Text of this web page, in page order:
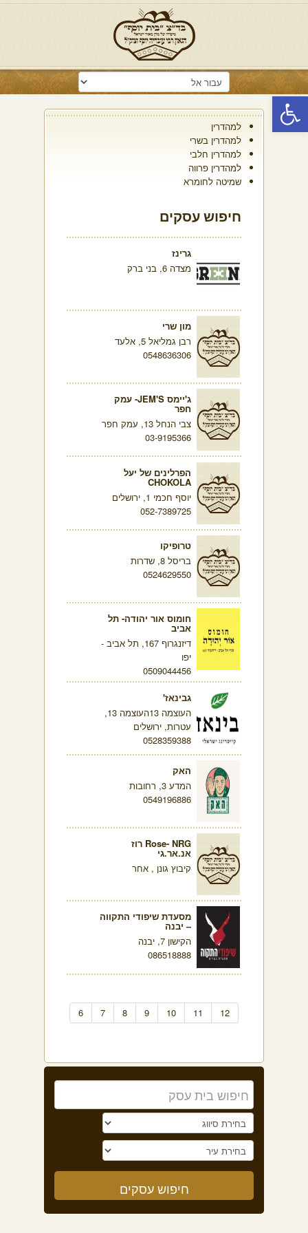
פתח סרגל נגישות
למהדרין
למהדרין בשרי
למהדרין חלבי
למהדרין פרווה
שמיטה לחומרא
חיפוש עסקים
גרינז
מצדה 6, בני ברק
מון שרי
רבן גמליאל 5, אלעד
0548636306
ג'יימס JEM'S- עמק
חפר
צבי הנחל 13, עמק חפר
03-9195366
הפרלינים של יעל
CHOKOLA
יוסף חכמי 1, ירושלים
052-7389725
טרופיקו
בריסל 8, שדרות
0524629550
חומוס אור יהודה- תל
אביב
דיזנגרוף 167, תל אביב -
יפו
0509044456
גבינאז'
העוצמה 13העוצמה 13,
עטרות, ירושלים
0528359388
האק
המדע 3, רחובות
0549196886
Rose- NRG רוז
אנ.אר.גי
קיבוץ גונן , אחר
מסעדת שיפודי התקווה
– יבנה
הקישון 7, יבנה
086518888
6 7 8 9 10 11 12